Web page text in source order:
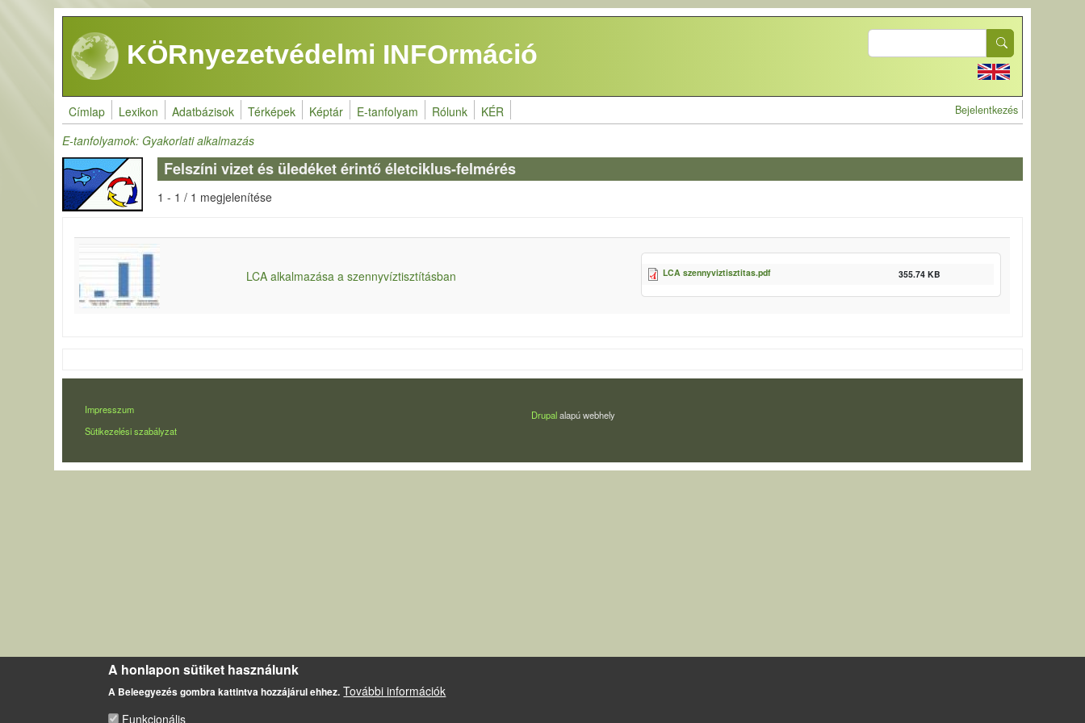
Ugrás a tartalomra
KÖRnyezetvédelmi INFOrmáció
Search
Címlap Lexikon Adatbázisok Térképek Képtár E-tanfolyam Rólunk KÉR User account
Bejelentkezés
E-tanfolyamok: Gyakorlati alkalmazás
Felszíni vizet és üledéket érintő életciklus-felmérés
1 - 1 / 1 megjelenítése
LCA alkalmazása a szennyvíztisztításban LCA szennyviztisztitas.pdf 355.74 KB
LÁBLÉC
Impresszum
Sütikezelési szabályzat
Drupalalapú webhely
A honlapon sütiket használunk
A Beleegyezés gombra kattintva hozzájárul ehhez. További információk
Funkcionális